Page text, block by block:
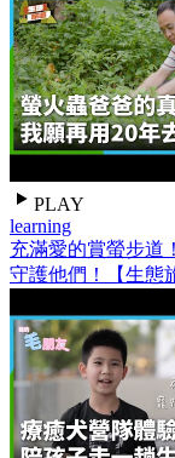
PLAY
learning
充滿愛的賞螢步道
守護他們！【生態